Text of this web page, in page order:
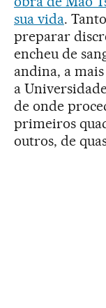
sua vida.
preparar
encheu de
andina, a
a
de onde
primeiros
outros, de